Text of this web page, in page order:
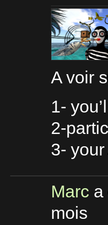
A voir
1-
2-
3-
Marc a
mois